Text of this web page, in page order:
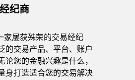
纪商
家屡获殊荣的交易经纪
的交易产品、平台、账户
论您的金融兴趣是什么，
身打造适合您的交易解决